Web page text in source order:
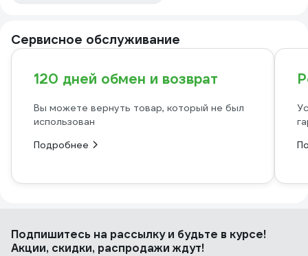
Сервисное обслуживание
120 дней обмен и возврат
Вы можете вернуть товар, который не был
использован
Подробнее
Подпишитесь на рассылкуи будьте в курсе!
Акции, скидки, распродажи ждут!